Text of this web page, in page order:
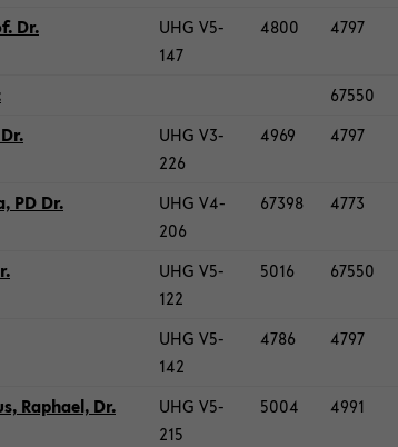
Dr.
UHG V5-​
147
4800 4797
67550
UHG V3-​
226
4969 4797
PD Dr.
UHG V4-​
206
67398 4773
UHG V5-​
122
5016 67550
UHG V5-​
142
4786 4797
Ra­pha­el, Dr.
UHG V5-​
215
5004 4991